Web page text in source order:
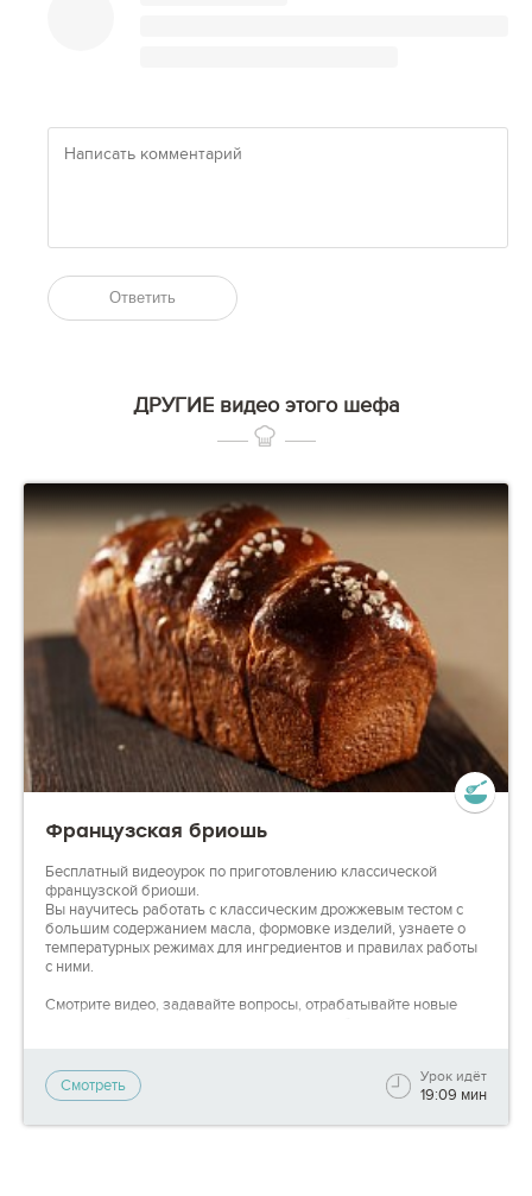
Ответить
ДРУГИЕ видео этого шефа
Французская бриошь
Бесплатный видеоурок по приготовлению классической
французской бриоши.
Вы научитесь работать с классическим дрожжевым тестом с
большим содержанием масла, формовке изделий, узнаете о
температурных режимах для ингредиентов и правилах работы
с ними.
Смотрите видео, задавайте вопросы, отрабатывайте новые
Смотреть
Урок идёт
19:09 мин